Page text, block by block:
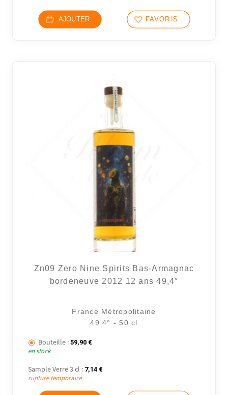
AJOUTER FAVORIS
Zn09 Zero Nine Spirits Bas-Armagnac
bordeneuve 2012 12 ans 49,4°
France Métropolitaine
49.4° - 50 cl
Bouteille : 59,90 €
en stock
Sample Verre 3 cl : 7,14 €
rupture temporaire